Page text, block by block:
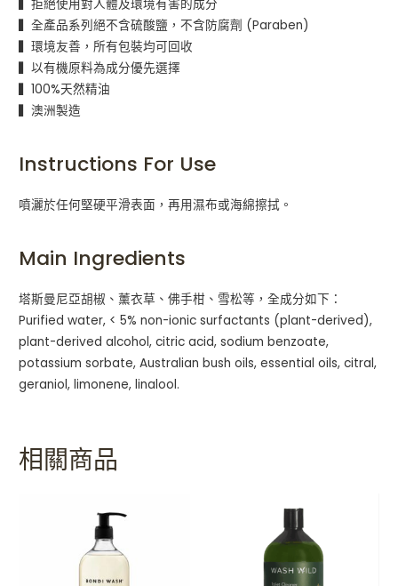
▍拒絕使用對人體及環境有害的成分
▍全產品系列絕不含硫酸鹽，不含防腐劑 (Paraben)
▍環境友善，所有包裝均可回收
▍以有機原料為成分優先選擇
▍100%天然精油
▍澳洲製造
Instructions For Use
噴灑於任何堅硬平滑表面，再用濕布或海綿擦拭。
Main Ingredients
塔斯曼尼亞胡椒、薰衣草、佛手柑、雪松等，全成分如下：
Purified water, < 5% non-ionic surfactants (plant-derived),
plant-derived alcohol, citric acid, sodium benzoate,
potassium sorbate, Australian bush oils, essential oils, citral,
geraniol, limonene, linalool.
相關商品